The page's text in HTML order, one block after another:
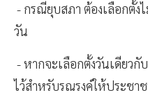
- กรณียุบสภา ต้องเลือกตั้ง
วัน
- หากจะเลือกตั้งวันเดียวกั
ไว้สำหรับรณรงค์ให้ประชา